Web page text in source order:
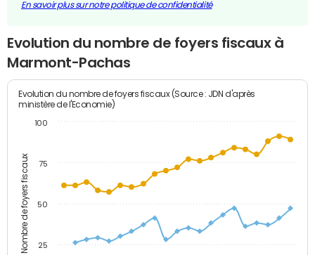
En savoir plus sur notre politique de confidentialité
Evolution du nombre de foyers fiscaux à
Marmont-Pachas
Nombre de foyers fiscaux
Evolution du nombre de foyers fiscaux (Source : JDN d'après
ministère de l'Economie)
25
50
75
100